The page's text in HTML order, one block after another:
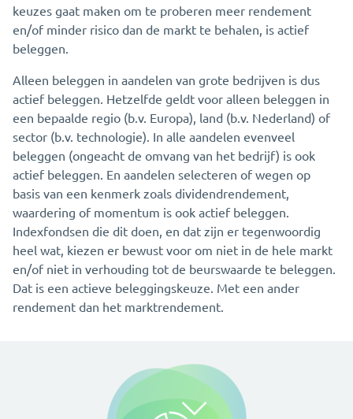
keuzes gaat maken om te proberen meer rendement
en/of minder risico dan de markt te behalen, is actief
beleggen.
Alleen beleggen in aandelen van grote bedrijven is dus
actief beleggen. Hetzelfde geldt voor alleen beleggen in
een bepaalde regio (b.v. Europa), land (b.v. Nederland) of
sector (b.v. technologie). In alle aandelen evenveel
beleggen (ongeacht de omvang van het bedrijf) is ook
actief beleggen. En aandelen selecteren of wegen op
basis van een kenmerk zoals dividendrendement,
waardering of momentum is ook actief beleggen.
Indexfondsen die dit doen, en dat zijn er tegenwoordig
heel wat, kiezen er bewust voor om niet in de hele markt
en/of niet in verhouding tot de beurswaarde te beleggen.
Dat is een actieve beleggingskeuze. Met een ander
rendement dan het marktrendement.